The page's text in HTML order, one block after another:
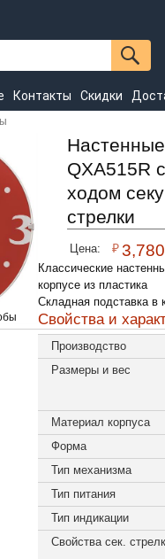
Контакты Скидки
Настенные
QXA515R
ходом
стрелки
Цена: ₽ 3,780
Классические
корпусе из пластика
Складная подставка
Свойства и
Производство
Размеры и вес
Материал корпуса
Форма
Тип механизма
Тип питания
Тип индикации
Свойства сек.